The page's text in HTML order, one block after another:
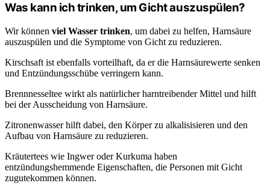
Was kann ich trinken, um Gicht auszuspülen?
Wir können viel Wasser trinken, um dabei zu helfen, Harnsäure
auszuspülen und die Symptome von Gicht zu reduzieren.
Kirschsaft ist ebenfalls vorteilhaft, da er die Harnsäurewerte senken
und Entzündungsschübe verringern kann.
Brennnesseltee wirkt als natürlicher harntreibender Mittel und hilft
bei der Ausscheidung von Harnsäure.
Zitronenwasser hilft dabei, den Körper zu alkalisisieren und den
Aufbau von Harnsäure zu reduzieren.
Kräutertees wie Ingwer oder Kurkuma haben
entzündungshemmende Eigenschaften, die Personen mit Gicht
zugutekommen können.